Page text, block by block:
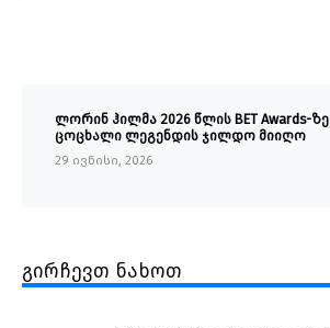
ლორინ ჰილმა 2026 წლის BET Awards-ზე
ცოცხალი ლეგენდის ჯილდო მიიღო
29 ივნისი, 2026
გირჩევთ ნახოთ